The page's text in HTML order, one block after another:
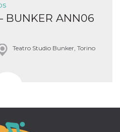
BUNKER ANN06
Teatro Studio Bunker, Torino